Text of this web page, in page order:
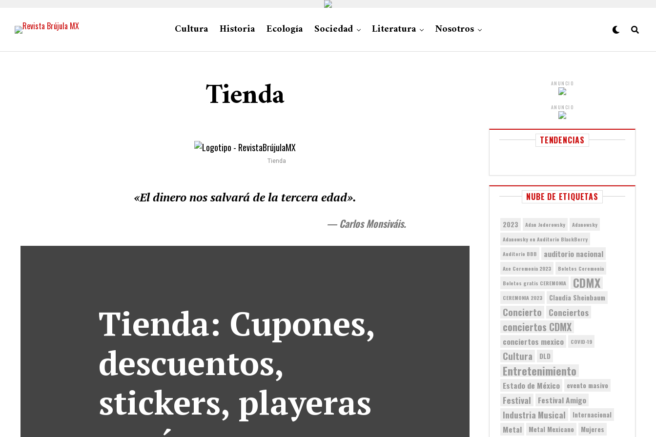
Cultura Historia Ecología Sociedad Literatura Nosotros
Tienda
Tienda
«El dinero nos salvará de la tercera edad».
— Carlos Monsiváis.
Tienda: Cupones,
descuentos,
stickers, playeras
ANUNCIO
ANUNCIO
TENDENCIAS
NUBE DE ETIQUETAS
2023 Adan Jodorowsky
Adanowsky
Adanowsky en Auditorio BlackBerry
Auditorio BBB
auditorio nacional
Axe Ceremonia 2023
Boletos Ceremonia
Boletos gratis CEREMONIA
CDMX
CEREMONIA 2023 Claudia Sheinbaum
Concierto Conciertos
conciertos CDMX
conciertos mexico COVID-19
Cultura DLD
Entretenimiento
Estado de México evento masivo
Festival Festival Amigo
Industria Musical Internacional
Metal Metal Mexicano Mujeres